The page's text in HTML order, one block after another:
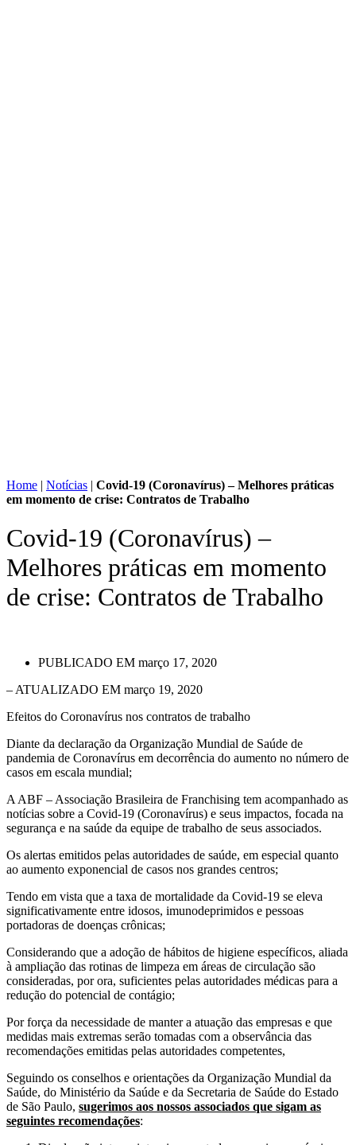
Home | Notícias | Covid-19 (Coronavírus) – Melhores práticas
em momento de crise: Contratos de Trabalho
Covid-19 (Coronavírus) –
Melhores práticas em momento
de crise: Contratos de Trabalho
PUBLICADO EM março 17, 2020
– ATUALIZADO EM março 19, 2020
Efeitos do Coronavírus nos contratos de trabalho
Diante da declaração da Organização Mundial de Saúde de
pandemia de Coronavírus em decorrência do aumento no número de
casos em escala mundial;
A ABF – Associação Brasileira de Franchising tem acompanhado as
notícias sobre a Covid-19 (Coronavírus) e seus impactos, focada na
segurança e na saúde da equipe de trabalho de seus associados.
Os alertas emitidos pelas autoridades de saúde, em especial quanto
ao aumento exponencial de casos nos grandes centros;
Tendo em vista que a taxa de mortalidade da Covid-19 se eleva
significativamente entre idosos, imunodeprimidos e pessoas
portadoras de doenças crônicas;
Considerando que a adoção de hábitos de higiene específicos, aliada
à ampliação das rotinas de limpeza em áreas de circulação são
consideradas, por ora, suficientes pelas autoridades médicas para a
redução do potencial de contágio;
Por força da necessidade de manter a atuação das empresas e que
medidas mais extremas serão tomadas com a observância das
recomendações emitidas pelas autoridades competentes,
Seguindo os conselhos e orientações da Organização Mundial da
Saúde, do Ministério da Saúde e da Secretaria de Saúde do Estado
de São Paulo, sugerimos aos nossos associados que sigam as
seguintes recomendações: